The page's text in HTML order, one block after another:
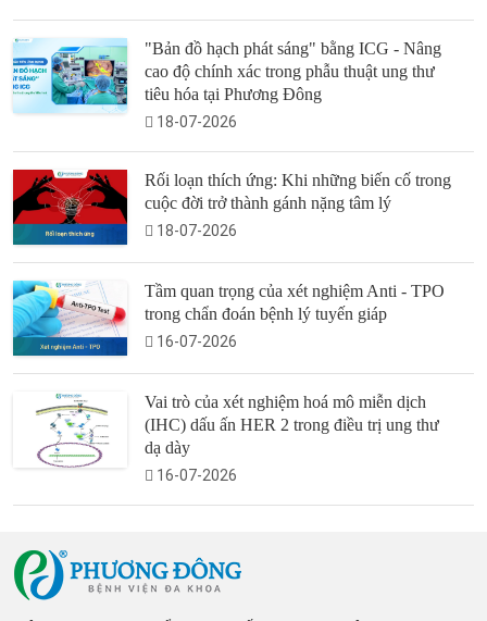
"Bản đồ hạch phát sáng" bằng ICG - Nâng
cao độ chính xác trong phẫu thuật ung thư
tiêu hóa tại Phương Đông
18-07-2026
Rối loạn thích ứng: Khi những biến cố trong
cuộc đời trở thành gánh nặng tâm lý
18-07-2026
Tầm quan trọng của xét nghiệm Anti - TPO
trong chẩn đoán bệnh lý tuyến giáp
16-07-2026
Vai trò của xét nghiệm hoá mô miễn dịch
(IHC) dấu ấn HER 2 trong điều trị ung thư
dạ dày
16-07-2026